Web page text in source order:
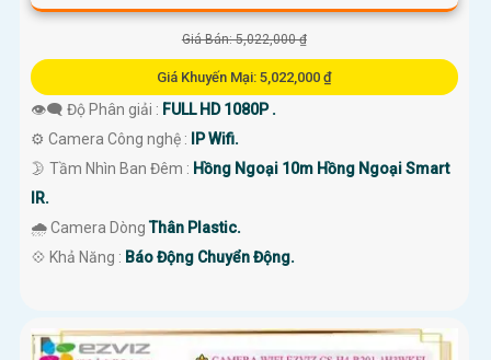
Giá Bán: 5,022,000 ₫
Giá Khuyến Mại: 5,022,000 ₫
👁️‍🗨 Độ Phân giải : FULL HD 1080P .
⚙ Camera Công nghệ :
IP Wifi.
🌛 Tầm Nhìn Ban Đêm : Hồng Ngoại 10m Hồng Ngoại Smart
IR.
🌧️ Camera DòngThân Plastic.
️💠 Khả Năng : Báo Động Chuyển Động.